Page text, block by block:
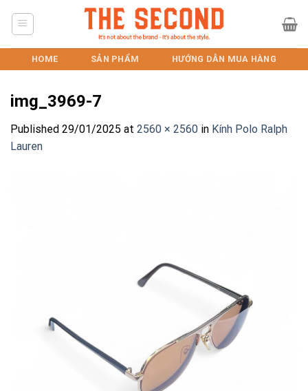
HOME SẢN PHẨM HƯỚNG DẪN MUA HÀNG
img_3969-7
Published 29/01/2025 at 2560 × 2560 in Kính Polo Ralph
Lauren